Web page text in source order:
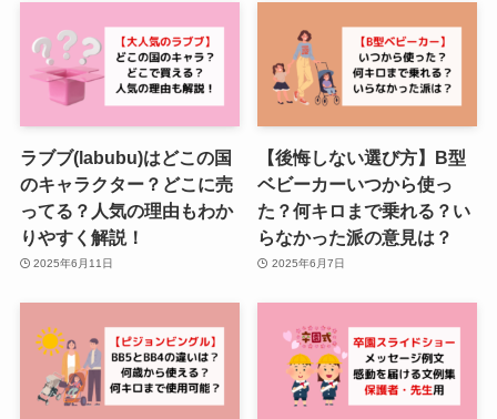
ラブブ(labubu)はどこの国
のキャラクター？どこに売
ってる？人気の理由もわか
りやすく解説！
2025年6月11日
【後悔しない選び方】B型
ベビーカーいつから使っ
た？何キロまで乗れる？い
らなかった派の意見は？
2025年6月7日